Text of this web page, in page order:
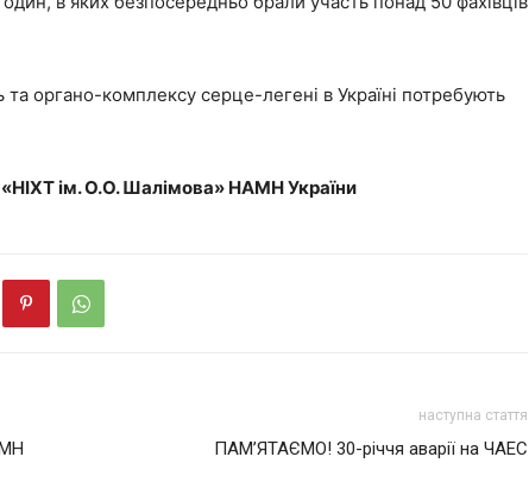
та органо-комплексу серце-легені в Україні потребують
ім. О.О. Шалімова» НАМН України
наступна стаття
ПАМ’ЯТАЄМО! 30-річчя аварії на ЧАЕС